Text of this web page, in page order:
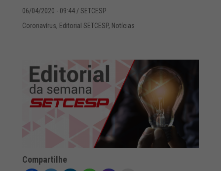
06/04/2020 - 09:44/ SETCESP
Coronavírus, Editorial SETCESP, Notícias
Compartilhe